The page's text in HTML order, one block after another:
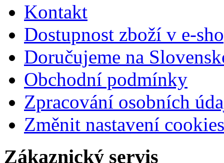
Kontakt
Dostupnost zboží v e-
Doručujeme na
Obchodní podmínky
Zpracování osobních
Změnit nastavení cookies
Zákaznický servis